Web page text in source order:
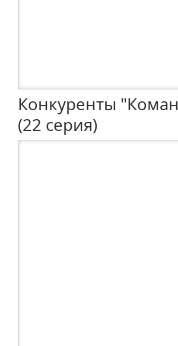
Конкуренты
(22 серия)